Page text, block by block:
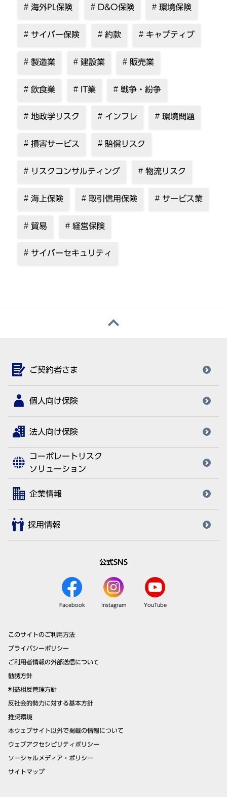
海外PL保険 D&O保険 環境保険
サイバー保険 約款 キャプティブ
製造業 建設業 販売業
飲食業 IT業 戦争・紛争
地政学リスク インフレ 環境問題
損害サービス 賠償リスク
リスクコンサルティング 物流リスク
海上保険 取引信用保険 サービス業
貿易 経営保険
サイバーセキュリティ
ご契約者さま
個人向け保険
法人向け保険
コーポレートリスク
ソリューション
企業情報
採用情報
公式SNS
Facebook Instagram YouTube
このサイトのご利用方法
プライバシーポリシー
ご利用者情報の外部送信について
勧誘方針
利益相反管理方針
反社会的勢力に対する基本方針
推奨環境
本ウェブサイト以外で掲載の情報について
ウェブアクセシビリティポリシー
ソーシャルメディア・ポリシー
サイトマップ